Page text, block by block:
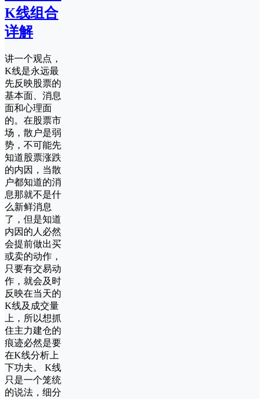
K线组合
详解
讲一个观点，
K线是永远最
先反映股票的
基本面、消息
面和心理面
的。在股票市
场，散户是弱
势，不可能先
知道股票涨跌
的内因，当散
户都知道的消
息那就不是什
么新鲜消息
了，但是知道
内因的人必然
会提前做出买
或卖的动作，
只要有交易动
作，就会及时
反映在当天的
K线及成交量
上，所以想抓
住主力建仓的
痕迹必然是要
在K线分析上
下功夫。 K线
只是一个笼统
的说法，细分